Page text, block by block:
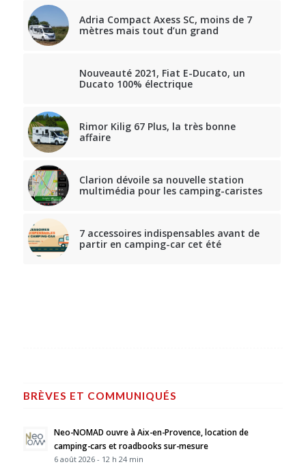
Adria Compact Axess SC, moins de 7
mètres mais tout d’un grand
Nouveauté 2021, Fiat E-Ducato, un
Ducato 100% électrique
Rimor Kilig 67 Plus, la très bonne
affaire
Clarion dévoile sa nouvelle station
multimédia pour les camping-caristes
7 accessoires indispensables avant de
partir en camping-car cet été
BRÈVES ET COMMUNIQUÉS
Neo-NOMAD ouvre à Aix-en-Provence, location de
camping-cars et roadbooks sur-mesure
6 août 2026 - 12 h 24 min